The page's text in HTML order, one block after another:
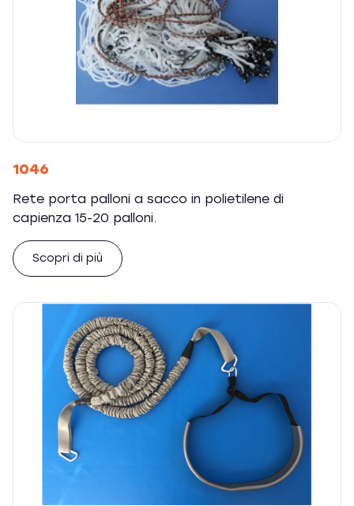
1046
Rete porta palloni a sacco in polietilene di
capienza 15-20 palloni.
Scopri di più